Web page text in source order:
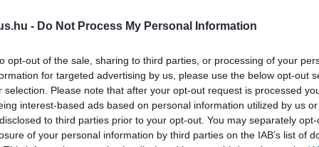
- Do Not Process My Personal Information
opt-out of the sale, sharing to third parties, or processing of your
for targeted advertising by us, please use the below opt-out
selection. Please note that after your opt-out request is processed
interest-based ads based on personal information utilized by us
to third parties prior to your opt-out. You may separately
of your personal information by third parties on the IAB’s list of
e megszokott szavazásunk élén, vagy inkább az
veszi le a legtöbb olvasónkat a lábáról, esetleg
lesz az, amelyik betalál.
általad támogatni kívánt alkotást a listából, majd
a felsorolásból, ez esetben a "Más, megírom